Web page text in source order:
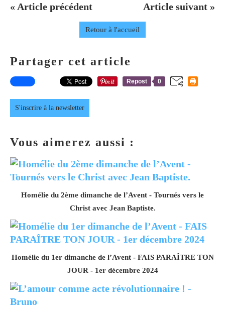
« Article précédent Article suivant »
Retour à l'accueil
Partager cet article
Repost 0
S'inscrire à la newsletter
Vous aimerez aussi :
Homélie du 2ème dimanche de l’Avent - Tournés vers le
Christ avec Jean Baptiste.
Homélie du 1er dimanche de l’Avent - FAIS PARAÎTRE TON
JOUR - 1er décembre 2024